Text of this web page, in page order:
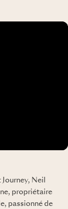
Neil
propriétaire
passionné de